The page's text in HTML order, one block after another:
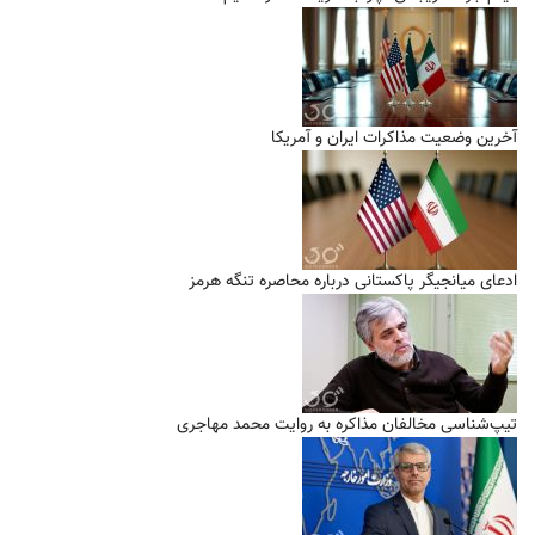
آخرین وضعیت مذاکرات ایران و آمریکا
ادعای میانجیگر پاکستانی درباره محاصره تنگه هرمز
تیپ‌شناسی مخالفان مذاکره به روایت محمد مهاجری